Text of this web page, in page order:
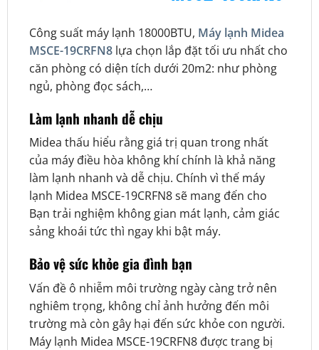
Công suất máy lạnh 18000BTU, Máy lạnh Midea
MSCE-19CRFN8lựa chọn lắp đặt tối ưu nhất cho
căn phòng có diện tích dưới 20m2: như phòng
ngủ, phòng đọc sách,…
Làm lạnh nhanh dễ chịu
Midea thấu hiểu rằng giá trị quan trong nhất
của máy điều hòa không khí chính là khả năng
làm lạnh nhanh và dễ chịu. Chính vì thế máy
lạnh Midea MSCE-19CRFN8 sẽ mang đến cho
Bạn trải nghiệm không gian mát lạnh, cảm giác
sảng khoái tức thì ngay khi bật máy.
Bảo vệ sức khỏe gia đình bạn
Vấn đề ô nhiễm môi trường ngày càng trở nên
nghiêm trọng, không chỉ ảnh hưởng đến môi
trường mà còn gây hại đến sức khỏe con người.
Máy lạnh Midea MSCE-19CRFN8 được trang bị